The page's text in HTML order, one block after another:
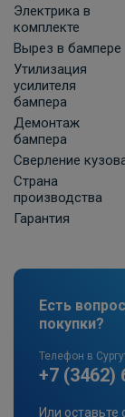
-
Электрика в
комплекте
Вырез в бампере
Утилизация
усилителя
бампера
Демонтаж
бампера
Сверление
Страна
производства
Гарантия
Есть
покупки?
Телефон в
+7 (3462)
Или